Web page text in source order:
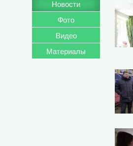
Новости
Фото
Видео
Материалы